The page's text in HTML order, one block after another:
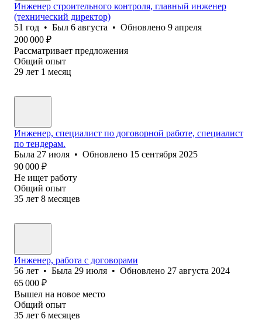
Инженер строительного контроля, главный инженер
(технический директор)
51 год • Был 6 августа • Обновлено 9 апреля
200 000 ₽
Рассматривает предложения
Общий опыт
29 лет 1 месяц
Инженер, специалист по договорной работе, специалист
по тендерам.
Была 27 июля • Обновлено 15 сентября 2025
90 000 ₽
Не ищет работу
Общий опыт
35 лет 8 месяцев
Инженер, работа с договорами
56 лет • Была 29 июля • Обновлено 27 августа 2024
65 000 ₽
Вышел на новое место
Общий опыт
35 лет 6 месяцев